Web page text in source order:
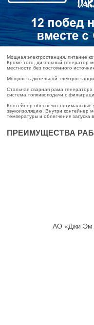
Мощная электростанция, питание
Кроме того, дизельный генератор
местности без постоянного
Мощность дизельной
Стальная сварная рама
система топливоподачи с
Контейнер обеспечит оптимальные
звукоизоляцию. Внутри контейнер
температуры и облегчения
ПРЕИМУЩЕСТВА
АО «Джи Эм